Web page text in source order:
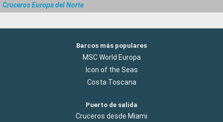
Cruceros Europa del Norte
Barcos más populares
MSC World Europa
Icon of the Seas
Costa Toscana
Puerto de salida
Cruceros desde Miami